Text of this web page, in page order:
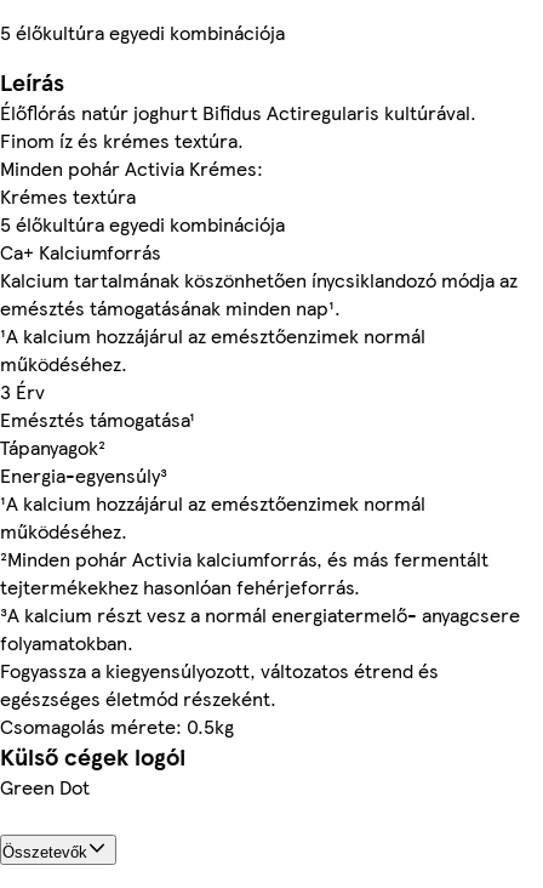
5 élőkultúra egyedi kombinációja
Leírás
Élőflórás natúr joghurt Bifidus Actiregularis kultúrával.
Finom íz és krémes textúra.
Minden pohár Activia Krémes:
Krémes textúra
5 élőkultúra egyedi kombinációja
Ca+ Kalciumforrás
Kalcium tartalmának köszönhetően ínycsiklandozó módja az
emésztés támogatásának minden nap¹.
¹A kalcium hozzájárul az emésztőenzimek normál
működéséhez.
3 Érv
Emésztés támogatása¹
Tápanyagok²
Energia-egyensúly³
¹A kalcium hozzájárul az emésztőenzimek normál
működéséhez.
²Minden pohár Activia kalciumforrás, és más fermentált
tejtermékekhez hasonlóan fehérjeforrás.
³A kalcium részt vesz a normál energiatermelő- anyagcsere
folyamatokban.
Fogyassza a kiegyensúlyozott, változatos étrend és
egészséges életmód részeként.
Csomagolás mérete: 0.5kg
Külső cégek logói
Green Dot
Összetevők